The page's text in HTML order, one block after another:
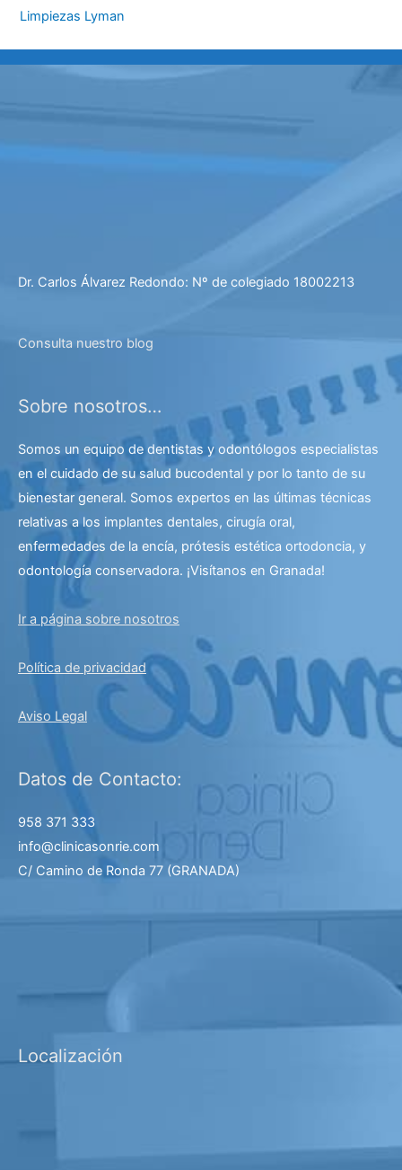
Limpiezas Lyman
Dr. Carlos Álvarez Redondo: Nº de colegiado 18002213
Consulta nuestro blog
Sobre nosotros…
Somos un equipo de dentistas y odontólogos especialistas
en el cuidado de su salud bucodental y por lo tanto de su
bienestar general. Somos expertos en las últimas técnicas
relativas a los implantes dentales, cirugía oral,
enfermedades de la encía, prótesis estética ortodoncia, y
odontología conservadora. ¡Visítanos en Granada!
Ir a página sobre nosotros
Política de privacidad
Aviso Legal
Datos de Contacto:
958 371 333
info@clinicasonrie.com
C/ Camino de Ronda 77 (GRANADA)
Localización